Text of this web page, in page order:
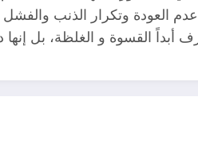
العودة وتكرار الذنب
أبداً القسوة و الغلظة، بل